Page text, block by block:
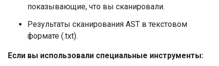
показывающие, что вы сканировали.
Результаты сканирования AST в текстовом
формате (.txt).
Если вы использовали специальные инструменты: